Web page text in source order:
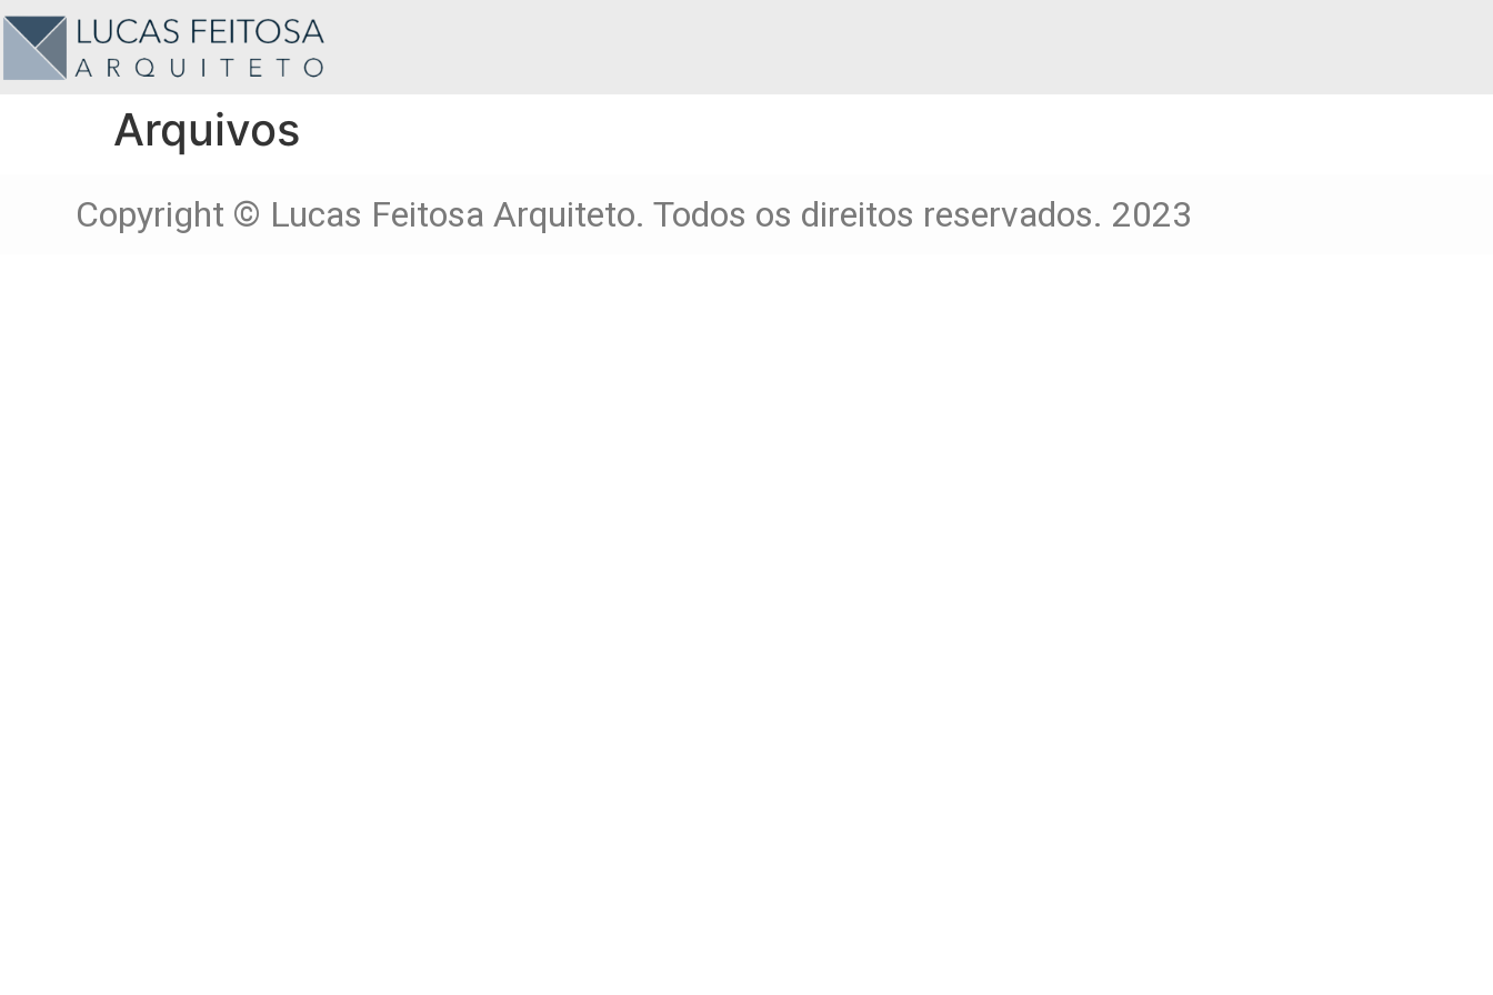
Arquivos
Copyright © Lucas Feitosa Arquiteto. Todos os direitos reservados. 2023